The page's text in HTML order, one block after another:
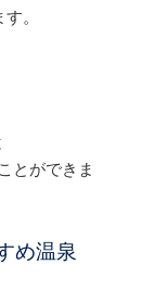
。
とができま
め温泉